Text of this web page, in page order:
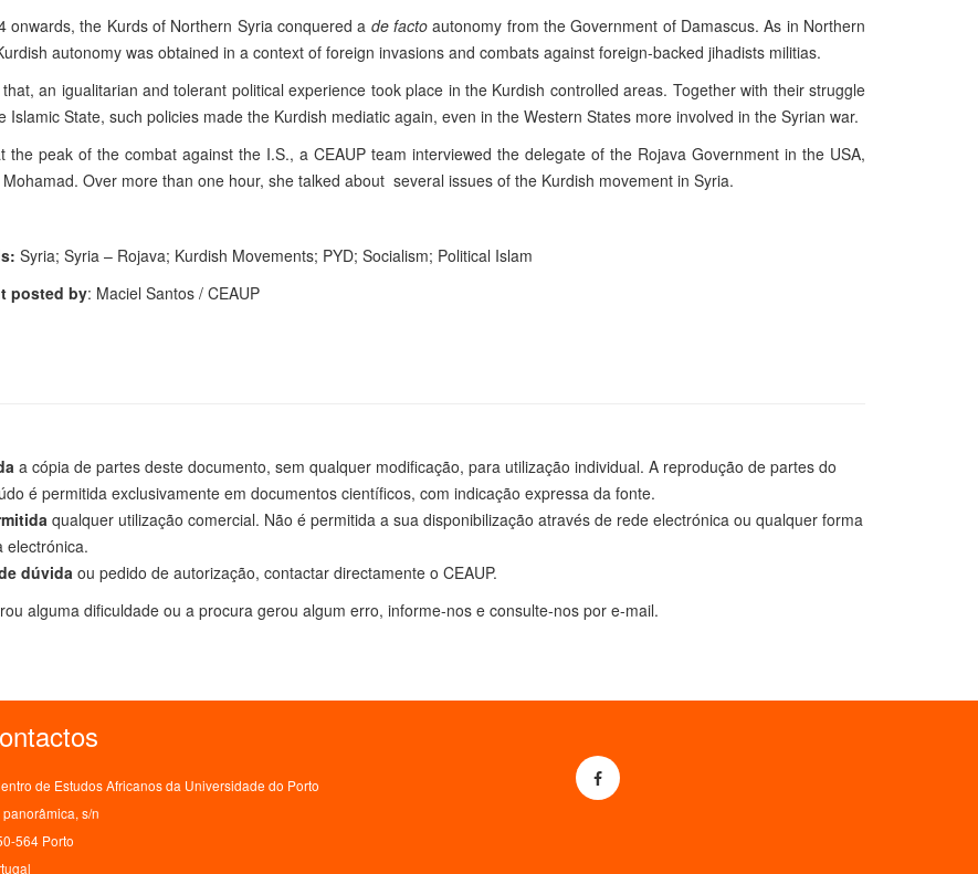
onwards, the Kurds of Northern Syria conquered a de facto autonomy from the Government of Damascus. As in Northern
autonomy was obtained in a context of foreign invasions and combats against foreign-backed jihadists militias.
an igualitarian and tolerant political experience took place in the Kurdish controlled areas. Together with their struggle
Islamic State, such policies made the Kurdish mediatic again, even in the Western States more involved in the Syrian war.
the peak of the combat against the I.S., a CEAUP team interviewed the delegate of the Rojava Government in the USA,
Over more than one hour, she talked about several issues of the Kurdish movement in Syria.
Syria; Syria – Rojava; Kurdish Movements; PYD; Socialism; Political Islam
posted by: Maciel Santos / CEAUP
a cópia de partes deste documento, sem qualquer modificação, para utilização individual. A reprodução de partes do
é permitida exclusivamente em documentos científicos, com indicação expressa da fonte.
qualquer utilização comercial. Não é permitida a sua disponibilização através de rede electrónica ou qualquer forma
electrónica.
dúvida ou pedido de autorização, contactar directamente o CEAUP.
alguma dificuldade ou a procura gerou algum erro, informe-nos e consulte-nos por e-mail.
de Estudos Africanos da Universidade do Porto
s/n
564 Porto